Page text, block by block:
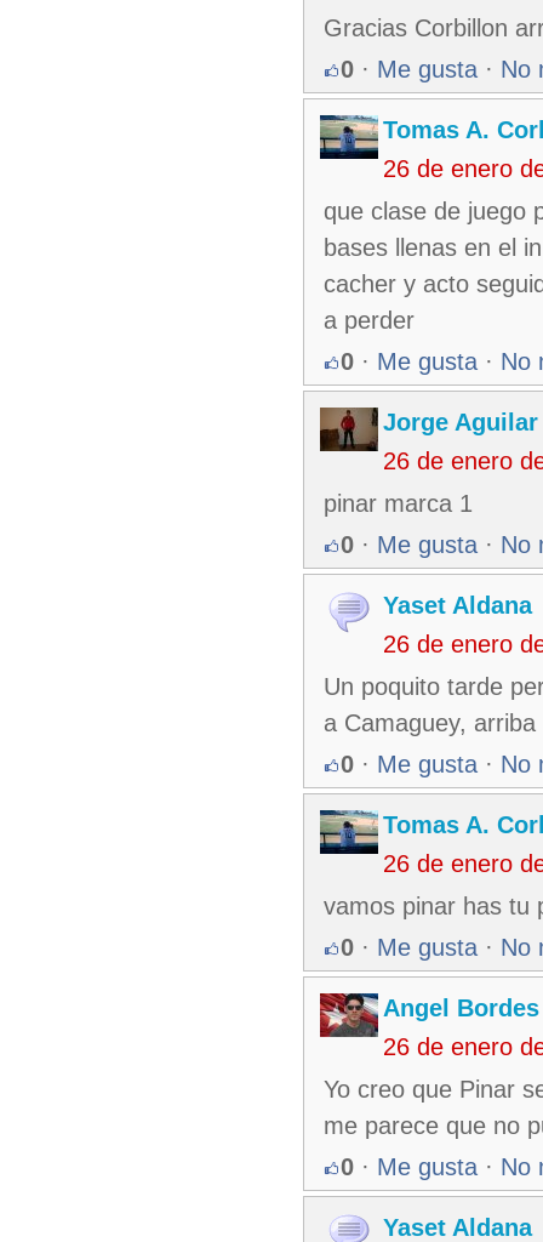
Gracias Corbillon
0 · Me gusta · No
Tomas A.
26 de enero
que clase de juego
bases llenas en el
cacher y acto
a perder
0 · Me gusta · No
Jorge Aguilar
26 de enero
pinar marca 1
0 · Me gusta · No
Yaset Aldana
26 de enero
Un poquito tarde
a Camaguey, arriba
0 · Me gusta · No
Tomas A.
26 de enero
vamos pinar has tu
0 · Me gusta · No
Angel Bordes
26 de enero
Yo creo que Pinar
me parece que no
0 · Me gusta · No
Yaset Aldana